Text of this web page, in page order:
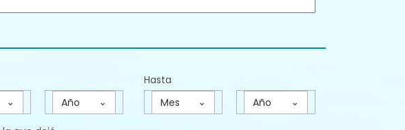
Año
Hasta
Mes
Año